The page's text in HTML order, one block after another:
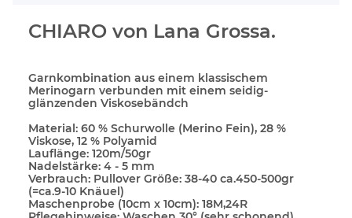
CHIARO von Lana Grossa.
Garnkombination aus einem klassischem
Merinogarn verbunden mit einem seidig-
glänzenden Viskosebändch
Material: 60 % Schurwolle (Merino Fein), 28 %
Viskose, 12 % Polyamid
Lauflänge: 120m/50gr
Nadelstärke: 4 - 5 mm
Verbrauch: Pullover Größe: 38-40 ca.450-500gr
(=ca.9-10 Knäuel)
Maschenprobe (10cm x 10cm): 18M,24R